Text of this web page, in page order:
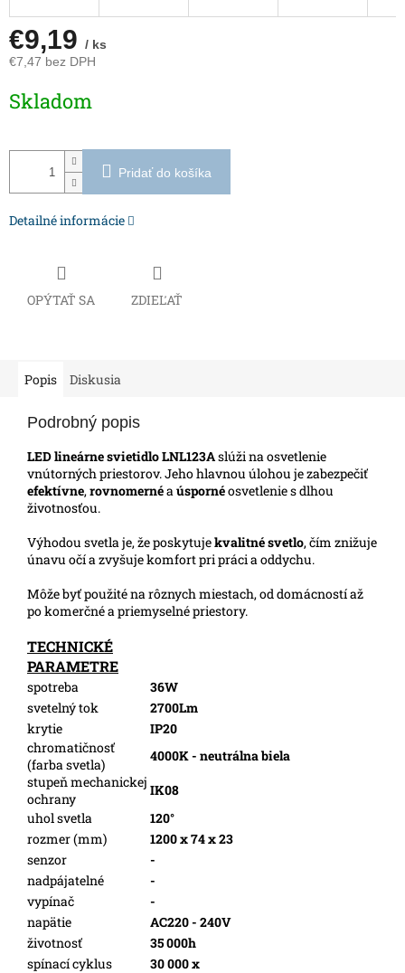
€9,19 / ks
€7,47 bez DPH
cena:
Skladom
Pridať do košíka
Detailné informácie
OPÝTAŤ SA ZDIEĽAŤ
Popis Diskusia
Podrobný popis
LED lineárne svietidlo LNL123Aslúži na osvetlenie
vnútorných priestorov. Jeho hlavnou úlohou je zabezpečiť
efektívne,rovnomernéaúspornéosvetlenie s dlhou
životnosťou.
Výhodou svetla je, že poskytujekvalitnésvetlo, čím znižuje
únavu očí a zvyšuje komfort pri práci a oddychu.
Môže byť použité na rôznych miestach, od domácností až
po komerčné a priemyselné priestory.
TECHNICKÉ
PARAMETRE
spotreba
36W
svetelný tok
2700Lm
krytie
IP20
chromatičnosť
(farba svetla)
4000K - neutrálna biela
stupeň mechanickej
ochrany
IK08
uhol svetla
120°
rozmer (mm)
1200 x 74 x 23
senzor
-
nadpájatelné
-
vypínač
-
napätie
AC220 - 240V
životnosť
35 000h
spínací cyklus
30 000 x